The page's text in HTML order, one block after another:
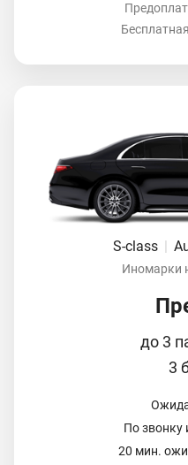
S-class |
Иномарки
до 3
3
По звонку
20 мин.